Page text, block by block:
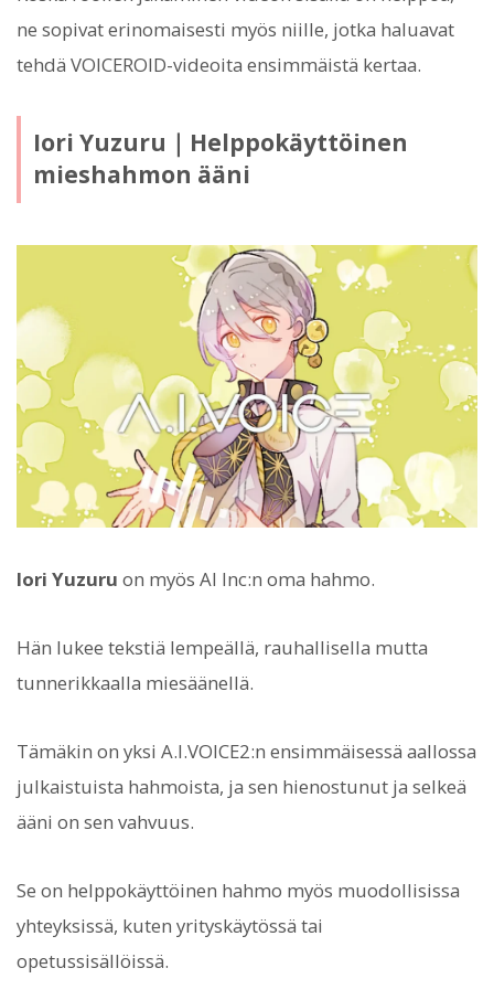
ne sopivat erinomaisesti myös niille, jotka haluavat
tehdä VOICEROID-videoita ensimmäistä kertaa.
Iori Yuzuru｜Helppokäyttöinen
mieshahmon ääni
Iori Yuzuru on myös AI Inc:n oma hahmo.
Hän lukee tekstiä lempeällä, rauhallisella mutta
tunnerikkaalla miesäänellä.
Tämäkin on yksi A.I.VOICE2:n ensimmäisessä aallossa
julkaistuista hahmoista, ja sen hienostunut ja selkeä
ääni on sen vahvuus.
Se on helppokäyttöinen hahmo myös muodollisissa
yhteyksissä, kuten yrityskäytössä tai
opetussisällöissä.